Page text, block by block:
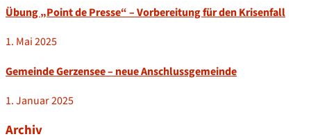
Übung „Point de Presse“ – Vorbereitung für den Krisenfall
1. Mai 2025
Gemeinde Gerzensee – neue Anschlussgemeinde
1. Januar 2025
Archiv